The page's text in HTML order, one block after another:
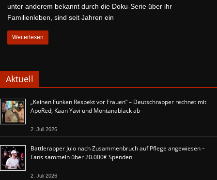
unter anderem bekannt durch die Doku-Serie über ihr
Familienleben, sind seit Jahren ein
Weiterlesen
Aktuell
„Keinen Funken Respekt vor Frauen“ – Deutschrapper rechnet mit
ApoRed, Kaan Yavi und Montanablack ab
2. Juli 2026
Battlerapper Julo nach Zusammenbruch auf Pflege angewiesen –
Fans sammeln über 20.000€ Spenden
2. Juli 2026